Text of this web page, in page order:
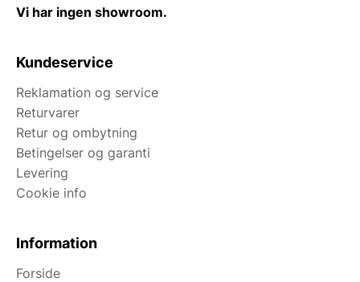
Vi har ingen showroom.
Kundeservice
Reklamation og service
Returvarer
Retur og ombytning
Betingelser og garanti
Levering
Cookie info
Information
Forside